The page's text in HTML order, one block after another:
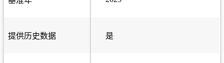
提供历史数据 是